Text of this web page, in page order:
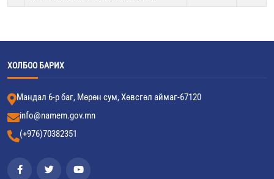
ХОЛБОО БАРИХ
Мандал 6-р баг, Мөрөн сум, Хөвсгөл аймаг-67120
info@namem.gov.mn
(+976)70382351